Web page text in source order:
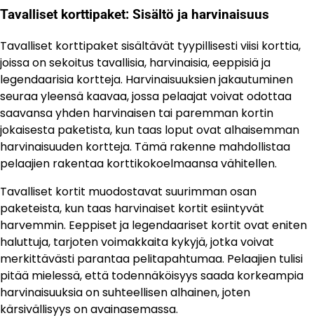
Tavalliset korttipaket: Sisältö ja harvinaisuus
Tavalliset korttipaket sisältävät tyypillisesti viisi korttia,
joissa on sekoitus tavallisia, harvinaisia, eeppisiä ja
legendaarisia kortteja. Harvinaisuuksien jakautuminen
seuraa yleensä kaavaa, jossa pelaajat voivat odottaa
saavansa yhden harvinaisen tai paremman kortin
jokaisesta paketista, kun taas loput ovat alhaisemman
harvinaisuuden kortteja. Tämä rakenne mahdollistaa
pelaajien rakentaa korttikokoelmaansa vähitellen.
Tavalliset kortit muodostavat suurimman osan
paketeista, kun taas harvinaiset kortit esiintyvät
harvemmin. Eeppiset ja legendaariset kortit ovat eniten
haluttuja, tarjoten voimakkaita kykyjä, jotka voivat
merkittävästi parantaa pelitapahtumaa. Pelaajien tulisi
pitää mielessä, että todennäköisyys saada korkeampia
harvinaisuuksia on suhteellisen alhainen, joten
kärsivällisyys on avainasemassa.